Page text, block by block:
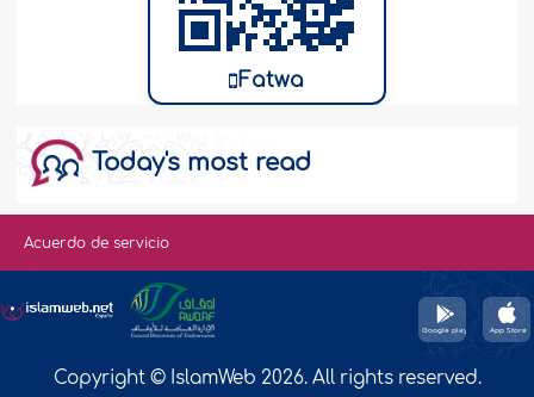
Fatwa
Today's most read
Acuerdo de servicio
Copyright © IslamWeb 2026. All rights reserved.